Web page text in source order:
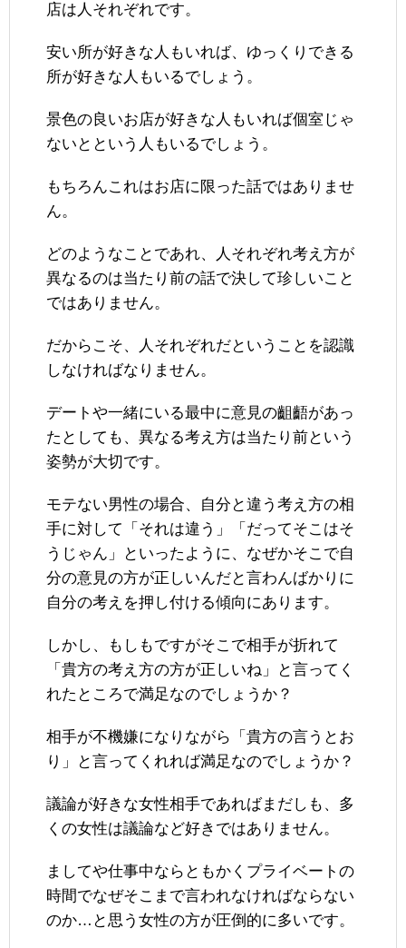
店は人それぞれです。
安い所が好きな人もいれば、ゆっくりできる
所が好きな人もいるでしょう。
景色の良いお店が好きな人もいれば個室じゃ
ないとという人もいるでしょう。
もちろんこれはお店に限った話ではありませ
ん。
どのようなことであれ、人それぞれ考え方が
異なるのは当たり前の話で決して珍しいこと
ではありません。
だからこそ、人それぞれだということを認識
しなければなりません。
デートや一緒にいる最中に意見の齟齬があっ
たとしても、異なる考え方は当たり前という
姿勢が大切です。
モテない男性の場合、自分と違う考え方の相
手に対して「それは違う」「だってそこはそ
うじゃん」といったように、なぜかそこで自
分の意見の方が正しいんだと言わんばかりに
自分の考えを押し付ける傾向にあります。
しかし、もしもですがそこで相手が折れて
「貴方の考え方の方が正しいね」と言ってく
れたところで満足なのでしょうか？
相手が不機嫌になりながら「貴方の言うとお
り」と言ってくれれば満足なのでしょうか？
議論が好きな女性相手であればまだしも、多
くの女性は議論など好きではありません。
ましてや仕事中ならともかくプライベートの
時間でなぜそこまで言われなければならない
のか…と思う女性の方が圧倒的に多いです。